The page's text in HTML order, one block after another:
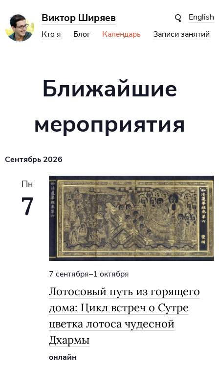
English
Виктор Ширяев
Кто я Блог Календарь Записи занятий
Ближайшие
мероприятия
дату
Сентябрь 2026
Пн
7
7 сентября–1 октября
Лотосовый путь из горящего
дома: Цикл встреч о Сутре
цветка лотоса чудесной
Дхармы
онлайн